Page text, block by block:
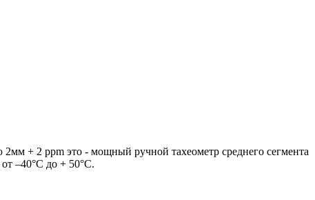
+ 2 ppm это - мощный ручной тахеометр среднего сегмента
–40°C до + 50°C.